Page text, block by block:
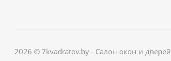
2026 © 7kvadratov.by - Салон окон и дверей